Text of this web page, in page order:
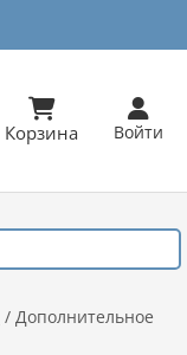

Корзина

Войти
/ Дополнительное